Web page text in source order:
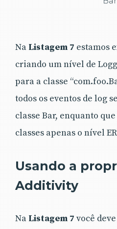
Na Listagem 7 estamos
criando um nível de
para a classe
todos os eventos de log
classe Bar, enquanto
classes apenas o nível
Usando a
Additivity
Na Listagem 7 você